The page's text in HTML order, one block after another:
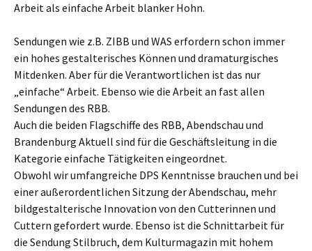
Arbeit als einfache Arbeit blanker Hohn.
Sendungen wie z.B. ZIBB und WAS erfordern schon immer
ein hohes gestalterisches Können und dramaturgisches
Mitdenken. Aber für die Verantwortlichen ist das nur
„einfache“ Arbeit. Ebenso wie die Arbeit an fast allen
Sendungen des RBB.
Auch die beiden Flagschiffe des RBB, Abendschau und
Brandenburg Aktuell sind für die Geschäftsleitung in die
Kategorie einfache Tätigkeiten eingeordnet.
Obwohl wir umfangreiche DPS Kenntnisse brauchen und bei
einer außerordentlichen Sitzung der Abendschau, mehr
bildgestalterische Innovation von den Cutterinnen und
Cuttern gefordert wurde. Ebenso ist die Schnittarbeit für
die Sendung Stilbruch, dem Kulturmagazin mit hohem